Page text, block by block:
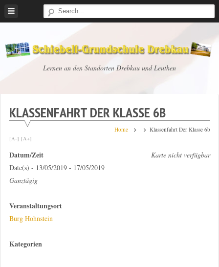
Skip
Schiebell-
Drebkau
Lernen an den Standorten Drebkau und Leuthen
KLASSENFAHRT DER KLASSE 6B
Home Klassenfahrt Der Klasse 6b
[A-] [A+]
Karte nicht verfügbar
Datum/Zeit
Date(s) - 13/05/2019 - 17/05/2019
Ganztägig
Veranstaltungsort
Burg Hohnstein
Kategorien